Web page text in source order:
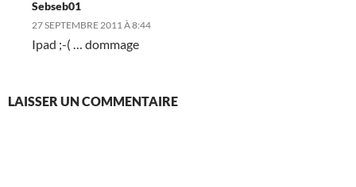
Sebseb01
27 SEPTEMBRE 2011 À 8:44
Ipad ;-( … dommage
LAISSER UN COMMENTAIRE